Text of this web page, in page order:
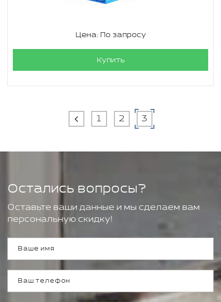
Цена: По запросу
Купить
1 2 3
Остались вопросы?
Оставьте ваши данные и мы сделаем вам
персональную скидку!